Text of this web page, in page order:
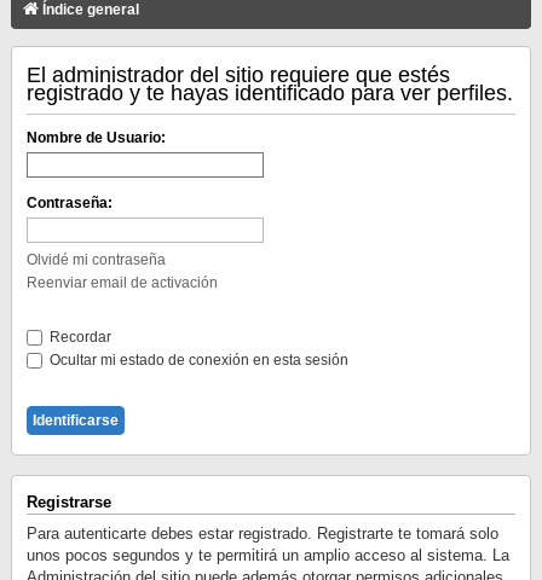
Índice general
El administrador del sitio requiere que estés
registrado y te hayas identificado para ver perfiles.
Nombre de Usuario:
Contraseña:
Olvidé mi contraseña
Reenviar email de activación
Recordar
Ocultar mi estado de conexión en esta sesión
Registrarse
Para autenticarte debes estar registrado. Registrarte te tomará solo
unos pocos segundos y te permitirá un amplio acceso al sistema. La